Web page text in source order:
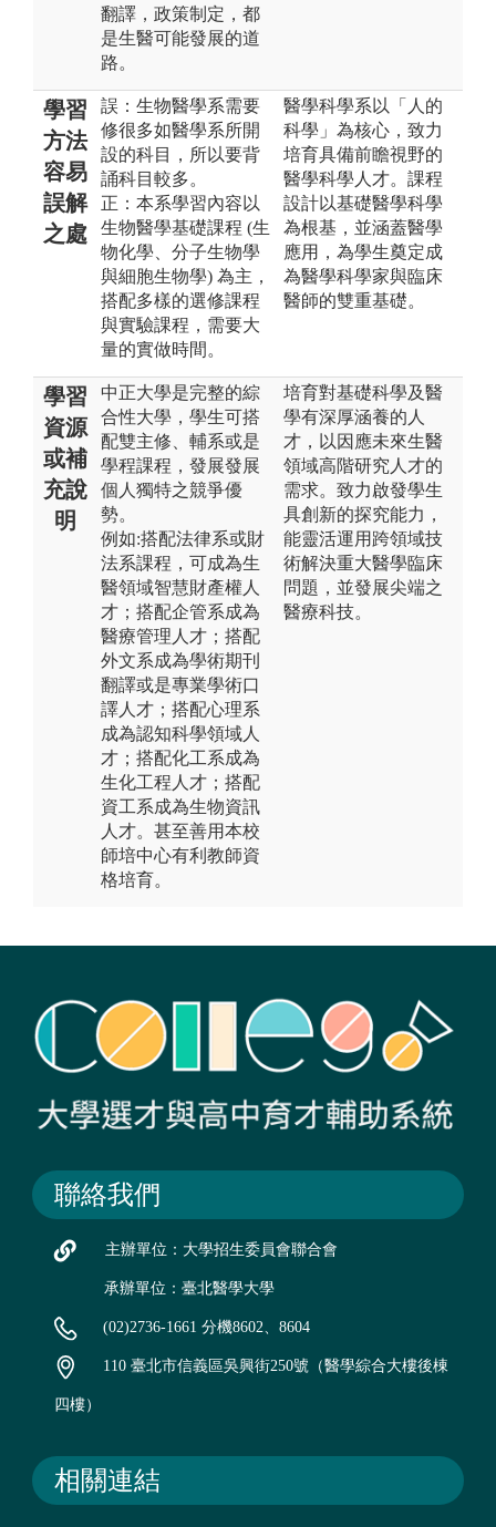
翻譯，政策制定，都
是生醫可能發展的道
路。
學習
方法
容易
誤解
之處
誤：生物醫學系需要
修很多如醫學系所開
設的科目，所以要背
誦科目較多。
正：本系學習內容以
生物醫學基礎課程 (生
物化學、分子生物學
與細胞生物學) 為主，
搭配多樣的選修課程
與實驗課程，需要大
量的實做時間。
醫學科學系以「人的
科學」為核心，致力
培育具備前瞻視野的
醫學科學人才。課程
設計以基礎醫學科學
為根基，並涵蓋醫學
應用，為學生奠定成
為醫學科學家與臨床
醫師的雙重基礎。
學習
資源
或補
充說
明
中正大學是完整的綜
合性大學，學生可搭
配雙主修、輔系或是
學程課程，發展發展
個人獨特之競爭優
勢。
例如:搭配法律系或財
法系課程，可成為生
醫領域智慧財產權人
才；搭配企管系成為
醫療管理人才；搭配
外文系成為學術期刊
翻譯或是專業學術口
譯人才；搭配心理系
成為認知科學領域人
才；搭配化工系成為
生化工程人才；搭配
資工系成為生物資訊
人才。甚至善用本校
師培中心有利教師資
格培育。
培育對基礎科學及醫
學有深厚涵養的人
才，以因應未來生醫
領域高階研究人才的
需求。致力啟發學生
具創新的探究能力，
能靈活運用跨領域技
術解決重大醫學臨床
問題，並發展尖端之
醫療科技。
聯絡我們
主辦單位：大學招生委員會聯合會
承辦單位：臺北醫學大學
(02)2736-1661 分機8602、8604
110 臺北市信義區吳興街250號（醫學綜合大樓後棟
四樓）
相關連結